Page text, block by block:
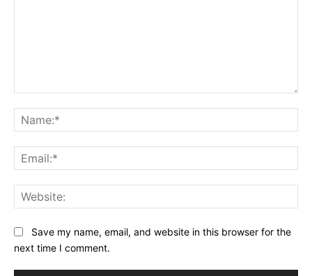
Save my name, email, and website in this browser for the
next time I comment.